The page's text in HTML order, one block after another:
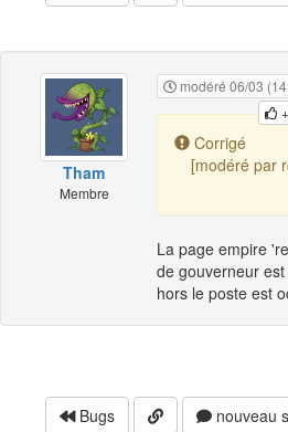
Tham
Membre
modéré 06/03
Corrigé
[modéré par
La page empire
de gouverneur
hors le poste est
Bugs nouveau